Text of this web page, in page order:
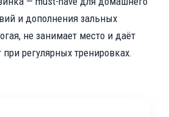
и дополнения зальных
не занимает место и даёт
при регулярных тренировках.